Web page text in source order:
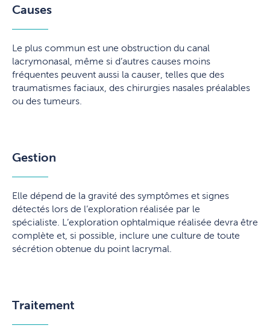
Causes
Le plus commun est une obstruction du canal
lacrymonasal, même si d’autres causes moins
fréquentes peuvent aussi la causer, telles que des
traumatismes faciaux, des chirurgies nasales préalables
ou des tumeurs.
Gestion
Elle dépend de la gravité des symptômes et signes
détectés lors de l’exploration réalisée par le
spécialiste. L’exploration ophtalmique réalisée devra être
complète et, si possible, inclure une culture de toute
sécrétion obtenue du point lacrymal.
Traitement